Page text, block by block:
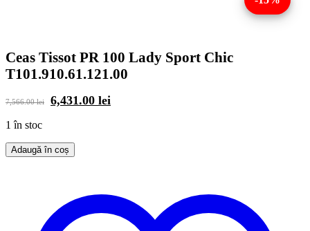
Ceas Tissot PR 100 Lady Sport Chic
T101.910.61.121.00
7,566.00lei
Prețul
7,566.00 lei.
6,431.00 lei
1 în stoc
Adaugă în coș